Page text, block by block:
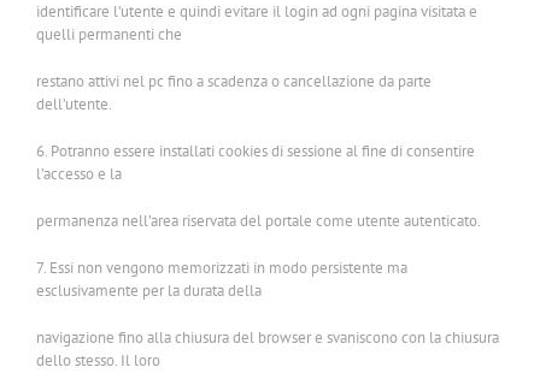
identificare l’utente e quindi evitare il login ad ogni pagina visitata e
quelli permanenti che
restano attivi nel pc fino a scadenza o cancellazione da parte
dell’utente.
6. Potranno essere installati cookies di sessione al fine di consentire
l’accesso e la
permanenza nell’area riservata del portale come utente autenticato.
7. Essi non vengono memorizzati in modo persistente ma
esclusivamente per la durata della
navigazione fino alla chiusura del browser e svaniscono con la chiusura
dello stesso. Il loro